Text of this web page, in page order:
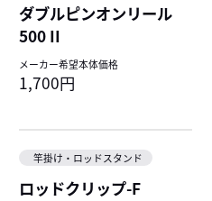
ダブルピンオンリール
500 II
メーカー希望本体価格
1,700円
竿掛け・ロッドスタンド
ロッドクリップ-F